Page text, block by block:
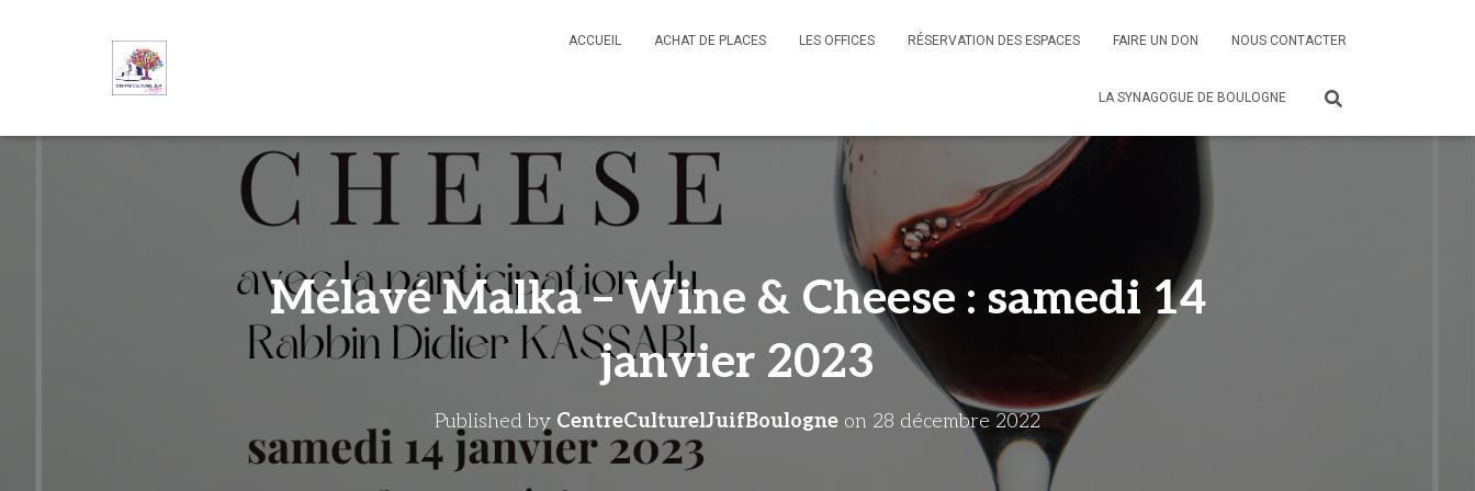
ACCUEIL ACHAT DE PLACES LES OFFICES RÉSERVATION DES ESPACES FAIRE UN DON NOUS CONTACTER
LA SYNAGOGUE DE BOULOGNE
Mélavé Malka – Wine & Cheese : samedi 14
janvier 2023
Published by CentreCulturelJuifBoulogne on 28 décembre 2022